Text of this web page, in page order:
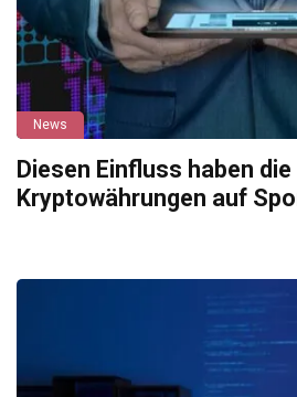
News
Diesen Einfluss haben
Kryptowährungen auf